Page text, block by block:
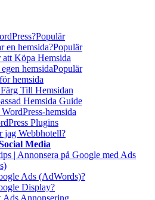
Populär
en hemsida?Populär
Köpa Hemsida
hemsidaPopulär
hemsida
Till Hemsidan
Hemsida Guide
hemsida
Plugins
jag Webbhotell?
Media
| Annonsera på Google med Ads
Ads (AdWords)?
Display?
Ads Annonsering